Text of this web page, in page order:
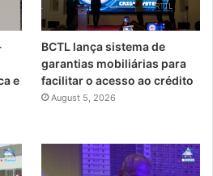
e
BCTL lança sistema de
garantias mobiliárias para
facilitar o acesso ao crédito
August 5, 2026